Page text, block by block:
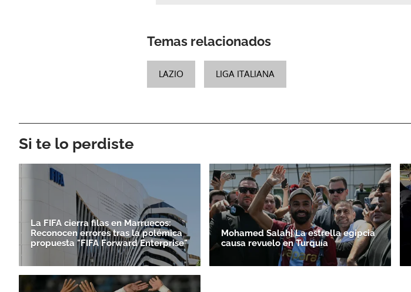
Temas relacionados
LAZIO LIGA ITALIANA
Si te lo perdiste
La FIFA cierra filas en Marruecos:
Reconocen errores tras la polémica
propuesta "FIFA Forward Enterprise"
Mohamed Salah| La estrella egipcia
causa revuelo en Turquía